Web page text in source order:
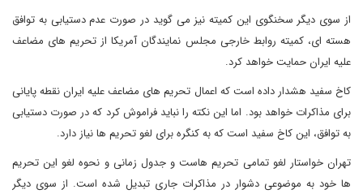
از سوی دیگر سخنگوی این کمیته نیز می گوید در صورت عدم دستیابی به توافق
هسته ای، کمیته روابط خارجی مجلس نمایندگان آمریکا از تحریم های مضاعف
علیه ایران حمایت خواهد کرد.
کاخ سفید هشدار داده است که اعمال تحریم های مضاعف علیه ایران نقطه پایانی
برای مذاکرات خواهد بود. اما این نکته را نباید فراموش کرد که در صورت دستیابی
به توافق، این کاخ سفید است که به کنگره برای لغو تحریم ها نیاز دارد.
تهران خواستار لغو تمامی تحریم هاست و جدول زمانی و نحوه لغو این تحریم
ها خود به موضوعی دشوار در مذاکرات جاری تبدیل شده است. از سوی دیگر